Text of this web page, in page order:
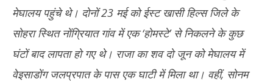
June
12,
2025
मेघालय पहुंचे थे। दोनों 23 मई को ईस्ट खासी हिल्स जिले के
सोहरा स्थित नोंग्रियात गांव में एक ‘होमस्टे’ से निकलने के कुछ
घंटों बाद लापता हो गए थे। राजा का शव दो जून को मेघालय में
वेइसाडोंग जलप्रपात के पास एक घाटी में मिला था। वहीं, सोनम